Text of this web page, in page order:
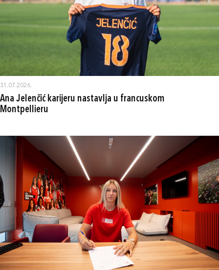
31.07.2026.
Ana Jelenčić karijeru nastavlja u francuskom
Montpellieru